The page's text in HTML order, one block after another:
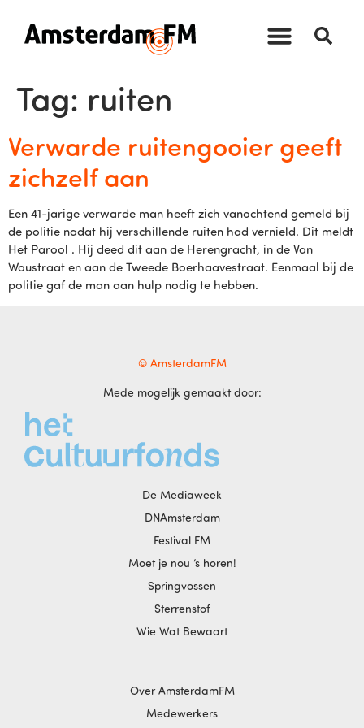
Tag: ruiten
Verwarde ruitengooier geeft
zichzelf aan
Een 41-jarige verwarde man heeft zich vanochtend gemeld bij
de politie nadat hij verschillende ruiten had vernield. Dit meldt
Het Parool . Hij deed dit aan de Herengracht, in de Van
Woustraat en aan de Tweede Boerhaavestraat. Eenmaal bij de
politie gaf de man aan hulp nodig te hebben.
© AmsterdamFM
Mede mogelijk gemaakt door:
De Mediaweek
DNAmsterdam
Festival FM
Moet je nou ‘s horen!
Springvossen
Sterrenstof
Wie Wat Bewaart
Over AmsterdamFM
Medewerkers